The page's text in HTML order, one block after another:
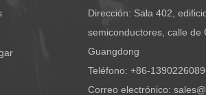
Dirección: Sala 402,
semiconductores, calle de
Guangdong
Teléfono: +86-
Correo electrónico: